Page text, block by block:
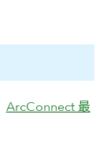
ArcConnect 最